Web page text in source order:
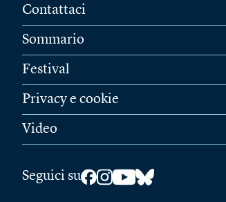
Contattaci
Sommario
Festival
Privacy e cookie
Video
Seguici su